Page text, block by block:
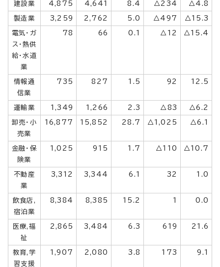
建設業 4,875 4,641 8.4 △234 △4.8
製造業 3,259 2,762 5.0 △497 △15.3
電気・ガ
ス・熱供
給・水道
業
78 66 0.1 △12 △15.4
情報通
信業
735 827 1.5 92 12.5
運輸業 1,349 1,266 2.3 △83 △6.2
卸売・小
売業
16,877 15,852 28.7 △1,025 △6.1
金融・保
険業
1,025 915 1.7 △110 △10.7
不動産
業
3,312 3,344 6.1 32 1.0
飲食店,
宿泊業
8,384 8,385 15.2 1 0.0
医療,福
祉
2,865 3,484 6.3 619 21.6
教育,学
習支援
1,907 2,080 3.8 173 9.1